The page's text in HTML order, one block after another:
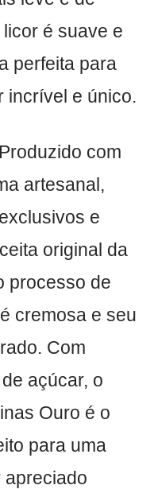
é suave e
perfeita para
incrível e único.
Produzido com
artesanal,
e
original da
processo de
cremosa e seu
Com
açúcar, o
Ouro é o
para uma
apreciado